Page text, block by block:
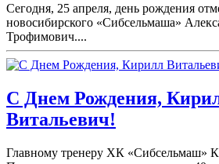
Сегодня, 25 апреля, день рождения
новосибирского «Сибсельмаша»
Трофимович....
С Днем Рождения,
Витальевич!
Главному тренеру ХК «Сибсельмаш»